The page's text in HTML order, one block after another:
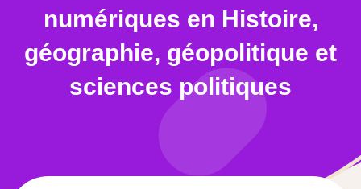
numériques en Histoire,
géographie, géopolitique et
sciences politiques